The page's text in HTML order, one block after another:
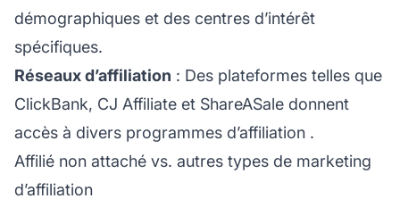
démographiques et des centres d’intérêt
spécifiques.
Réseaux d’affiliation : Des plateformes telles que
ClickBank, CJ Affiliate et ShareASale donnent
accès à divers programmes d’affiliation .
Affilié non attaché vs. autres types de marketing
d’affiliation